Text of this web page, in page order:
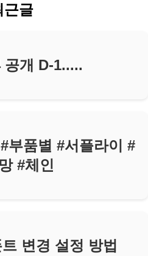
근글
공개 D-1.....
부품별 #서플라이 #
#체인
변경 설정 방법